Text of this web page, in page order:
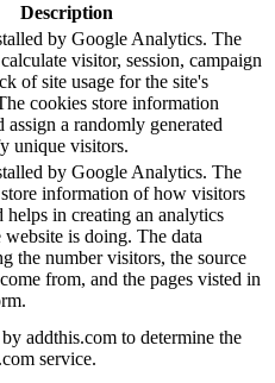
Description
by Google Analytics. The
visitor, session, campaign
of site usage for the site's
cookies store information
assign a randomly generated
unique visitors.
by Google Analytics. The
information of how visitors
helps in creating an analytics
is doing. The data
the number visitors, the source
from, and the pages visted in
addthis.com to determine the
service.